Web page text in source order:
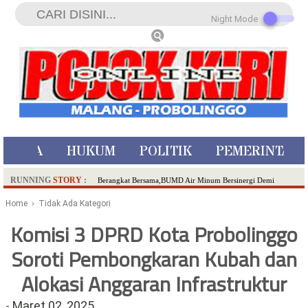
HUKUM POLITIK
RUNNING STORY : Berangkat Bersama,BUMD Air Minum Bersinergi Demi
Ditangkap di Kediri,Satu Buron
SDN Sumberejo 02 Kota Batu Kembangkan Program Inovasi
Literasi Melalui LASKAR JODA, Usung Filosofi Gelar Sehelai
Tikar
Home › Tidak Ada Kategori
Komisi 3 DPRD Kota Probolinggo
Soroti Pembongkaran Kubah dan
Alokasi Anggaran Infrastruktur
Night Mode